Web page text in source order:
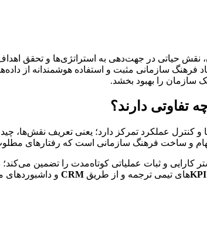
KPI‌های تیمی ترجمه و از طریق CRM و داشبوردهای مدیریتی به